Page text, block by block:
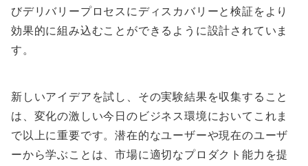
びデリバリープロセスにディスカバリーと検証をより
効果的に組み込むことができるように設計されていま
す。
新しいアイデアを試し、その実験結果を収集すること
は、変化の激しい今日のビジネス環境においてこれま
で以上に重要です。潜在的なユーザーや現在のユーザ
ーから学ぶことは、市場に適切なプロダクト能力を提